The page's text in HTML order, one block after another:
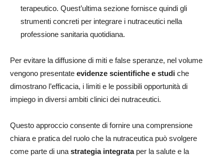
terapeutico. Quest’ultima sezione fornisce quindi gli
strumenti concreti per integrare i nutraceutici nella
professione sanitaria quotidiana.
Per evitare la diffusione di miti e false speranze, nel volume
vengono presentate evidenze scientifiche e studi che
dimostrano l’efficacia, i limiti e le possibili opportunità di
impiego in diversi ambiti clinici dei nutraceutici.
Questo approccio consente di fornire una comprensione
chiara e pratica del ruolo che la nutraceutica può svolgere
come parte di una strategia integrataper la salute e la